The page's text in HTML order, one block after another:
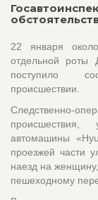
22 января
отдельной
поступило
происшествии.
Следственно-
происшествия,
автомашины
проезжей части
наезд на
пешеходному